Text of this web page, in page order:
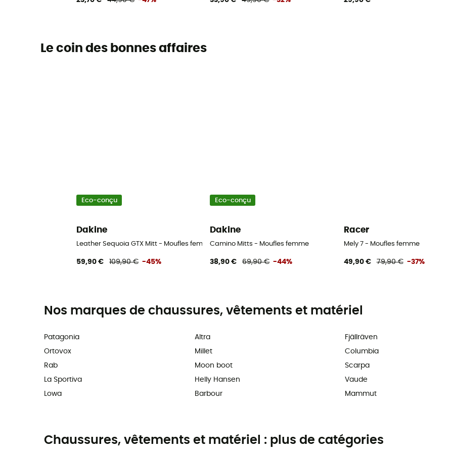
Le coin des bonnes affaires
Eco-conçu
Dakine
Leather Sequoia GTX Mitt - Moufles femme
59,90 € 109,90 € -45%
Eco-conçu
Dakine
Camino Mitts - Moufles femme
38,90 € 69,90 € -44%
Racer
Mely 7 - Moufles femme
49,90 € 79,90 € -37%
Nos marques de chaussures, vêtements et matériel
Patagonia
Ortovox
Rab
La Sportiva
Lowa
Altra
Millet
Moon boot
Helly Hansen
Barbour
Fjällräven
Columbia
Scarpa
Vaude
Mammut
Chaussures, vêtements et matériel : plus de catégories